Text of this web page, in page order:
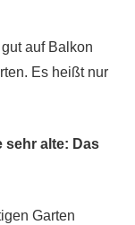
auf Balkon
Es heißt nur
sehr alte: Das
Garten